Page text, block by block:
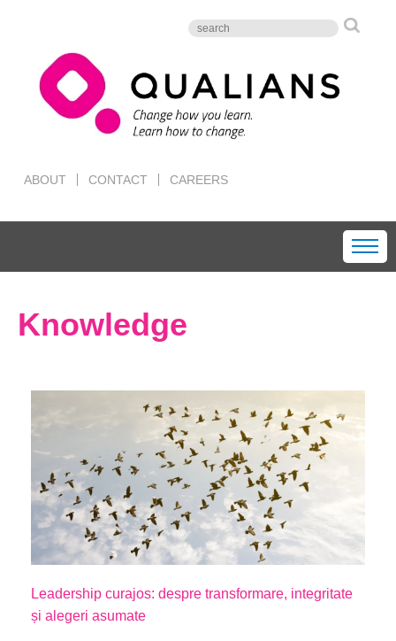
ABOUT CONTACT CAREERS
Knowledge
Leadership curajos: despre transformare, integritate
și alegeri asumate